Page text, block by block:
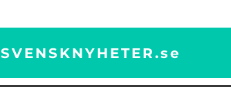
SVENSKNYHETER.se